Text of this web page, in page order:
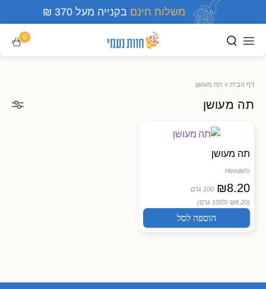
משלוח חינם בקנייה מעל 370 ₪
0
דף הבית » תה מעושן
תה מעושן
תה מעושן
Hendel's
₪8.20
100 גרם
(₪8.20 /
ל100 גרם)
הוספה לסל